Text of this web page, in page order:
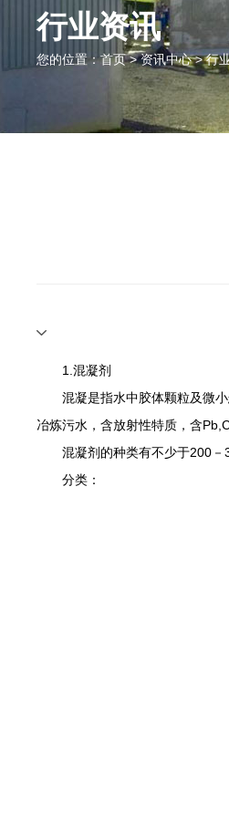
行业资讯
您的位置：首页>资讯中心>行
1.混凝剂‍
混凝是指水中胶体颗粒及微小
冶炼污水，含放射性特质，含
混凝剂的种类有不少于200－
分类：